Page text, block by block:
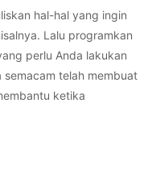
hal-hal yang ingin
Lalu programkan
perlu Anda lakukan
telah membuat
ketika